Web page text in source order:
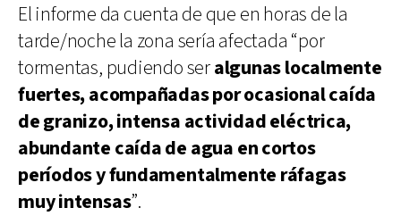
El informe da cuenta de que en horas de la
tarde/noche la zona sería afectada “por
tormentas, pudiendo seralgunas localmente
fuertes, acompañadas por ocasional caída
de granizo, intensa actividad eléctrica,
abundante caída de agua en cortos
períodos y fundamentalmente ráfagas
muy intensas”.